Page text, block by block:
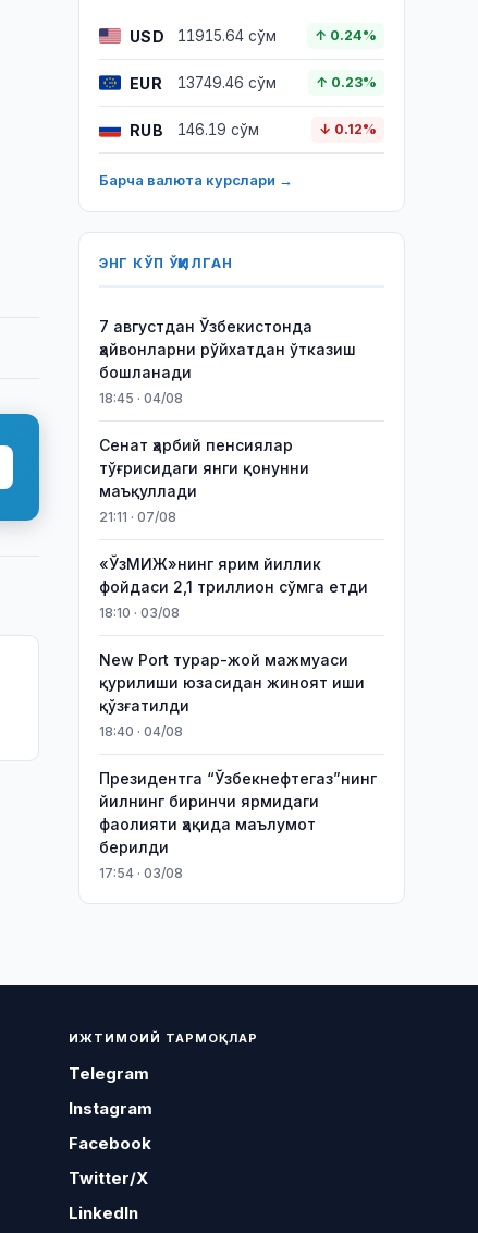
USD 11915.64 сўм ↑ 0.24%
EUR 13749.46 сўм ↑ 0.23%
RUB 146.19 сўм ↓ 0.12%
Барча валюта курслари →
ЭНГ КЎП ЎҚИЛГАН
7 августдан Ўзбекистонда
ҳайвонларни рўйхатдан ўтказиш
бошланади
18:45 · 04/08
Сенат ҳарбий пенсиялар
тўғрисидаги янги қонунни
маъқуллади
21:11 · 07/08
«ЎзМИЖ»нинг ярим йиллик
фойдаси 2,1 триллион сўмга етди
18:10 · 03/08
New Port турар-жой мажмуаси
қурилиши юзасидан жиноят иши
қўзғатилди
18:40 · 04/08
Президентга “Ўзбекнефтегаз”нинг
йилнинг биринчи ярмидаги
фаолияти ҳақида маълумот
берилди
17:54 · 03/08
ИЖТИМОИЙ ТАРМОҚЛАР
Telegram
Instagram
Facebook
Twitter/X
LinkedIn